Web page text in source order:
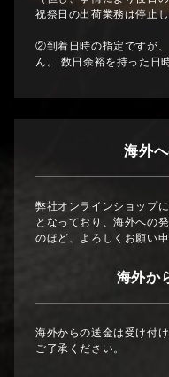
祝祭日の出荷業務は停止し
②到着日時の指定ですが
ん。 数日余裕を持った日
海外
弊社オンラインショップ
となっており、海外への
のほど、よろしくお願い申
海外か
海外からの送金は受け付け
ご了承ください。